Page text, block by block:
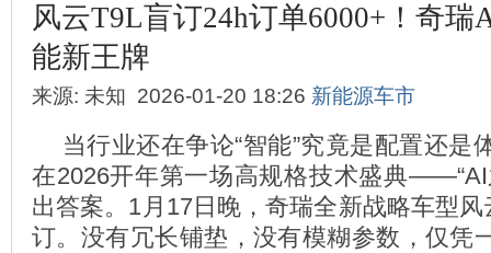
风云T9L盲订24h订单6000+！奇瑞
能新王牌
来源: 未知 2026-01-20 18:26 新能源车市
当行业还在争论“智能”究竟是配置还是
在2026开年第一场高规格技术盛典——“AI
出答案。1月17日晚，奇瑞全新战略车型
订。没有冗长铺垫，没有模糊参数，仅凭